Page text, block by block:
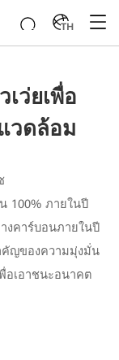
TH
ว่ยเพื่อ
วดล้อม
100% ภายในปี
งคาร์บอนภายในปี
คัญของความมุ่งมั่น
อเอาชนะอนาคต